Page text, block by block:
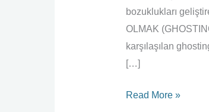
bozuklukları
OLMAK
karşılaşılan
[…]
Read More »